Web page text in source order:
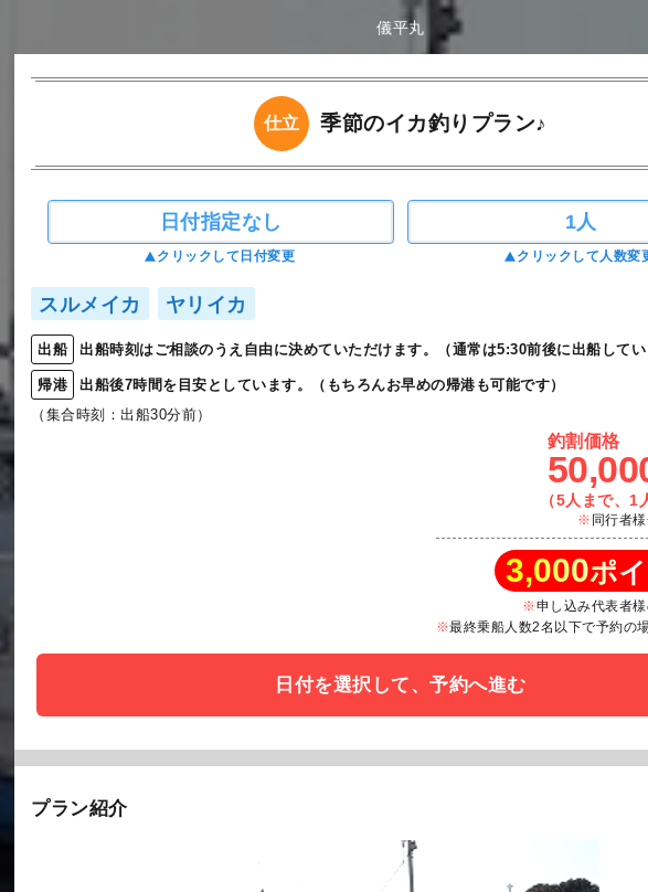
儀平丸
仕立 季節のイカ釣りプラン♪
日付指定なし
クリックして日付変更
1人
クリックして人数変
スルメイカ ヤリイカ
出船 出船時刻はご相談のうえ自由に決めていただけます。（通常は5:30前後に出船してい
帰港
出船後7時間を目安としています。（もちろんお早めの帰港も可能です）
（集合時刻：出船30分前）
釣割価格
（5人まで、1
同行者
3,000ポ
申し込み代表者
最終乗船人数2名以下で予約の
日付を選択して、予約へ進む
プラン紹介